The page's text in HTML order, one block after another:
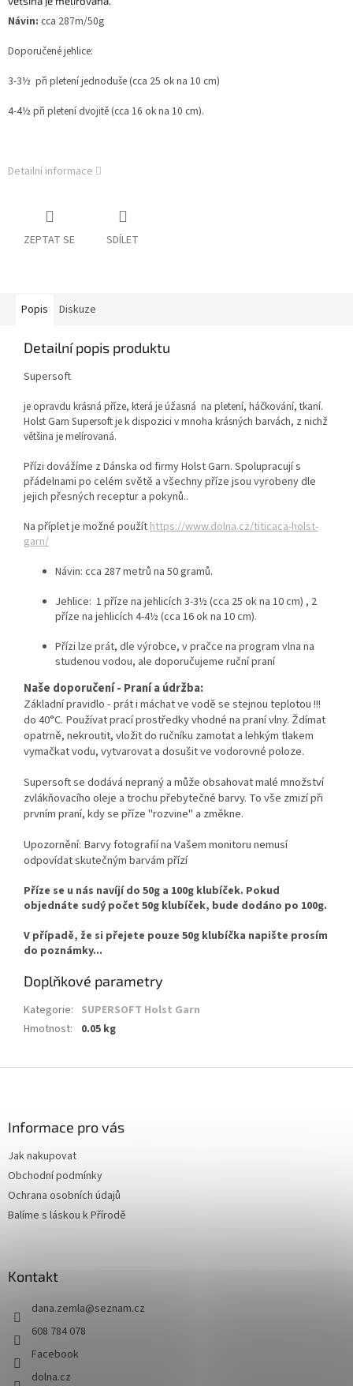
Návin: cca 287m/50g
Doporučené jehlice:
3-3½ při pletení jednoduše (cca 25 ok na 10 cm)
4-4½ při pletení dvojitě (cca 16 ok na 10 cm).
Detailní informace
ZEPTAT SE SDÍLET
Popis Diskuze
Detailní popis produktu
Supersoft
je opravdu krásná příze, která je úžasná na pletení, háčkování, tkaní.
Holst Garn Supersoft je k dispozici v mnoha krásných barvách, z nichž
většina je melírovaná.
Přízi dovážíme z Dánska od firmy Holst Garn. Spolupracují s
přádelnami po celém světě a všechny příze jsou vyrobeny dle
jejich přesných receptur a pokynů..
Na příplet je možné použíthttps://www.dolna.cz/titicaca-holst-
garn/
Návin: cca 287 metrů na 50 gramů.
Jehlice: 1 příze na jehlicích 3-3½ (cca 25 ok na 10 cm) , 2
příze na jehlicích 4-4½ (cca 16 ok na 10 cm).
Přízi lze prát, dle výrobce, v pračce na program vlna na
studenou vodou, ale doporučujeme ruční praní
Naše doporučení - Praní a údržba:
Základní pravidlo - prát i máchat ve vodě se stejnou teplotou !!!
do 40°C. Používat prací prostředky vhodné na praní vlny. Ždímat
opatrně, nekroutit, vložit do ručníku zamotat a lehkým tlakem
vymačkat vodu, vytvarovat a dosušit ve vodorovné poloze.
Supersoft se dodává nepraný a může obsahovat malé množství
zvlákňovacího oleje a trochu přebytečné barvy. To vše zmizí při
prvním praní, kdy se příze "rozvine" a změkne.
Upozornění: Barvy fotografií na Vašem monitoru nemusí
odpovídat skutečným barvám přízí
Příze se u nás navíjí do 50g a 100g klubíček. Pokud
objednáte sudý počet 50g klubíček, bude dodáno po 100g.
V případě, že si přejete pouze 50g klubíčka napište prosím
do poznámky...
Doplňkové parametry
Kategorie: SUPERSOFT Holst Garn
Hmotnost: 0.05 kg
Informace pro vás
Jak nakupovat
Obchodní podmínky
Ochrana osobních údajů
Balíme s láskou k Přírodě
Kontakt
dana.zemla@seznam.cz
608 784 078
Facebook
dolna.cz